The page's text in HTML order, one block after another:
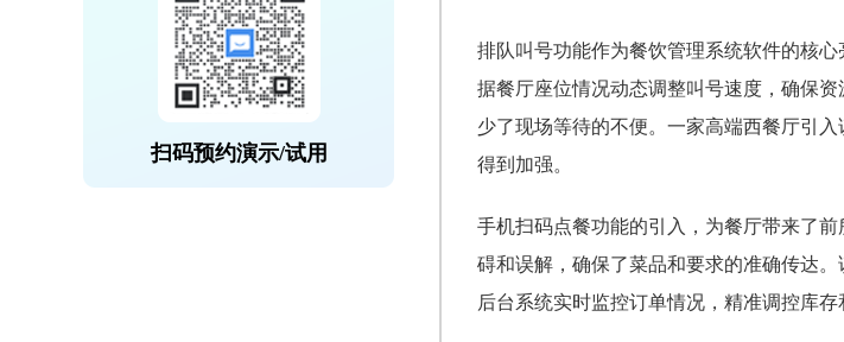
扫码预约演示/试用
排队叫号功能作为餐饮管理系统软件的核
据餐厅座位情况动态调整叫号速度，确保
少了现场等待的不便。一家高端西餐厅引
得到加强。
手机扫码点餐功能的引入，为餐厅带来了
碍和误解，确保了菜品和要求的准确传达
后台系统实时监控订单情况，精准调控库存